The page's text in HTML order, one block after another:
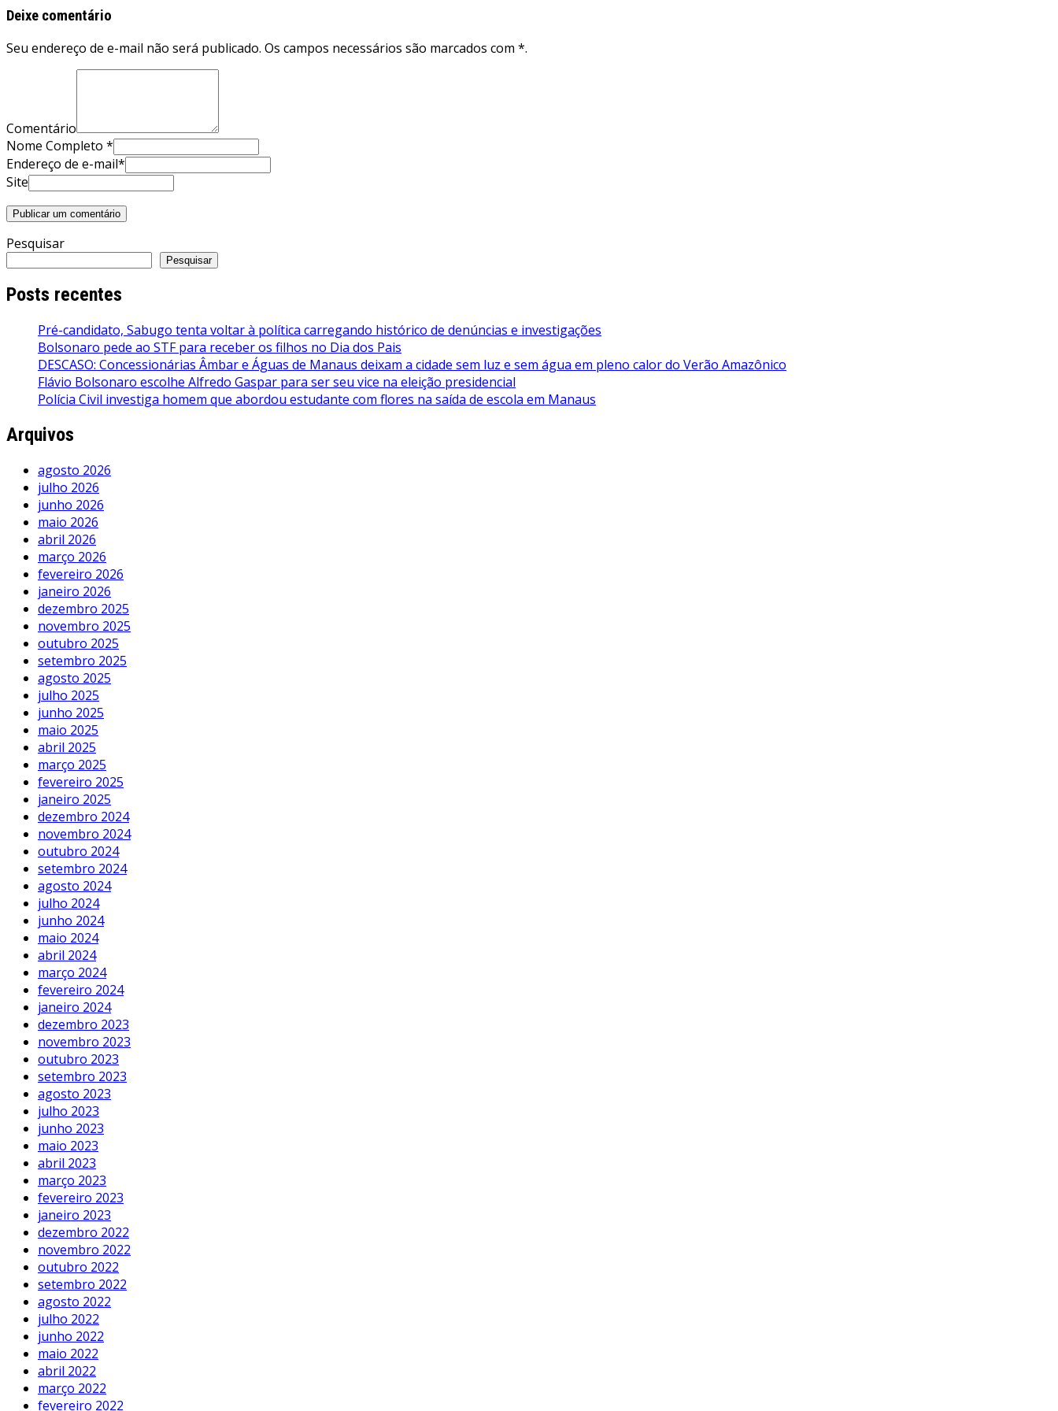
Post
Deixe comentário
Seu endereço de e-mail não será publicado. Os campos necessários são marcados com *.
Comentário
Nome Completo *
Endereço de e-mail*
Site
Pesquisar
Pesquisar
Posts recentes
Pré-candidato, Sabugo tenta voltar à política carregando histórico de denúncias e investigações
Bolsonaro pede ao STF para receber os filhos no Dia dos Pais
DESCASO: Concessionárias Âmbar e Águas de Manaus deixam a cidade sem luz e sem água em pleno calor do Verão Amazônico
Flávio Bolsonaro escolhe Alfredo Gaspar para ser seu vice na eleição presidencial
Polícia Civil investiga homem que abordou estudante com flores na saída de escola em Manaus
Arquivos
agosto 2026
julho 2026
junho 2026
maio 2026
abril 2026
março 2026
fevereiro 2026
janeiro 2026
dezembro 2025
novembro 2025
outubro 2025
setembro 2025
agosto 2025
julho 2025
junho 2025
maio 2025
abril 2025
março 2025
fevereiro 2025
janeiro 2025
dezembro 2024
novembro 2024
outubro 2024
setembro 2024
agosto 2024
julho 2024
junho 2024
maio 2024
abril 2024
março 2024
fevereiro 2024
janeiro 2024
dezembro 2023
novembro 2023
outubro 2023
setembro 2023
agosto 2023
julho 2023
junho 2023
maio 2023
abril 2023
março 2023
fevereiro 2023
janeiro 2023
dezembro 2022
novembro 2022
outubro 2022
setembro 2022
agosto 2022
julho 2022
junho 2022
maio 2022
abril 2022
março 2022
fevereiro 2022